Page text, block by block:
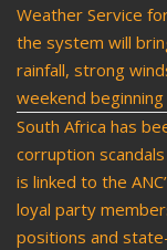
Weather Service
the system will
rainfall, strong
weekend
South Africa has
corruption
is linked to the
loyal party
positions and